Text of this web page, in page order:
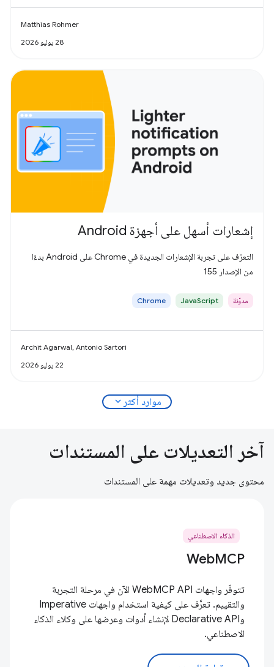
Matthias Rohmer
28 يوليو 2026
إشعارات أسهل على أجهزة Android
التعرّف على تجربة الإشعارات الجديدة في Chrome على Android بدءًا
من الإصدار 155
مدوّنة JavaScript
Chrome
Archit Agarwal, Antonio Sartori
22 يوليو 2026
موارد أكثر expand_more
آخر التعديلات على المستندات
محتوى جديد وتعديلات مهمة على المستندات
الذكاء الاصطناعي
WebMCP
تتوفّر واجهات WebMCP API الآن في مرحلة التجربة
والتقييم. تعرَّف على كيفية استخدام واجهات Imperative
وDeclarative API لإنشاء أدوات وعرضها على وكلاء الذكاء
الاصطناعي.